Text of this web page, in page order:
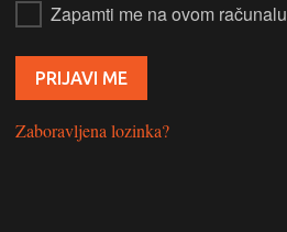
Zapamti me na ovom računalu
Zaboravljena lozinka?